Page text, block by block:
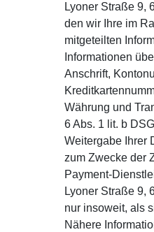
Lyoner Straße 9,
den wir Ihre im
mitgeteilten
Informationen
Anschrift,
Währung und
6 Abs. 1 lit. b
Weitergabe Ihrer
zum Zwecke der
Payment-
Lyoner Straße 9,
nur insoweit, als
Nähere